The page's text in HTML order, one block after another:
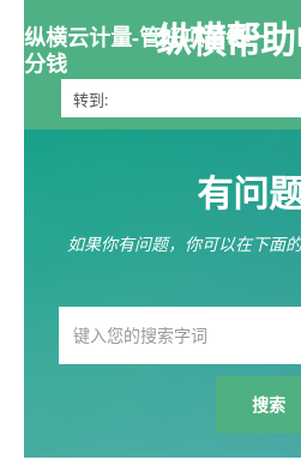
纵横帮
纵横云计量-管好项目每一
分钱
有问题
如果你有问题，你可以在下面